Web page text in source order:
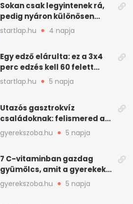
Sokan csak legyintenek rá,
pedig nyáron különösen
gyakran jelentkezik ez a
kellemetlen betegség
startlap.hu 4 napja
Egy edző elárulta: ez a 3x4
perc edzés kell 60 felett
mindenkinek
startlap.hu 5 napja
Utazós gasztrokvíz
családoknak: felismered az
asadót és társait?
gyerekszoba.hu 5 napja
7 C-vitaminban gazdag
gyümölcs, amit a gyerekek
is szívesen megesznek
gyerekszoba.hu 5 napja